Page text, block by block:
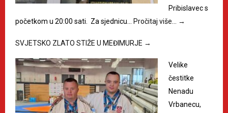
Pribislavec s
početkom u 20:00 sati. Za sjednicu…
Pročitaj više… →
SVJETSKO ZLATO STIŽE U MEĐIMURJE →
Velike
čestitke
Nenadu
Vrbanecu,